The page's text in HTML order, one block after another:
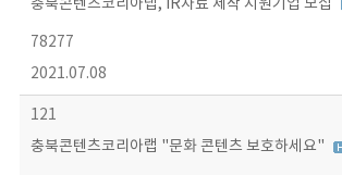
충북콘텐츠코리아랩, IR자료 제작 지원기업 모집
78277
2021.07.08
121
충북콘텐츠코리아랩 "문화 콘텐츠 보호하세요"